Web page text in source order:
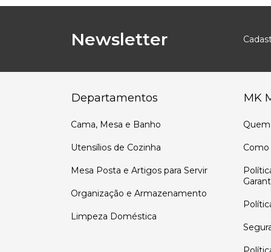
Newsletter
Departamentos
Cama, Mesa e Banho
Utensílios de Cozinha
Mesa Posta e Artigos para Servir
Organização e Armazenamento
Limpeza Doméstica
MK